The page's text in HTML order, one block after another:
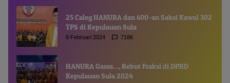
25 Caleg HANURA dan 600-an Saksi Kawal 302
TPS di Kepulauan Sula
9 Februari 2024 7186
HANURA Gasss…, Rebut Fraksi di DPRD
Kepulauan Sula 2024